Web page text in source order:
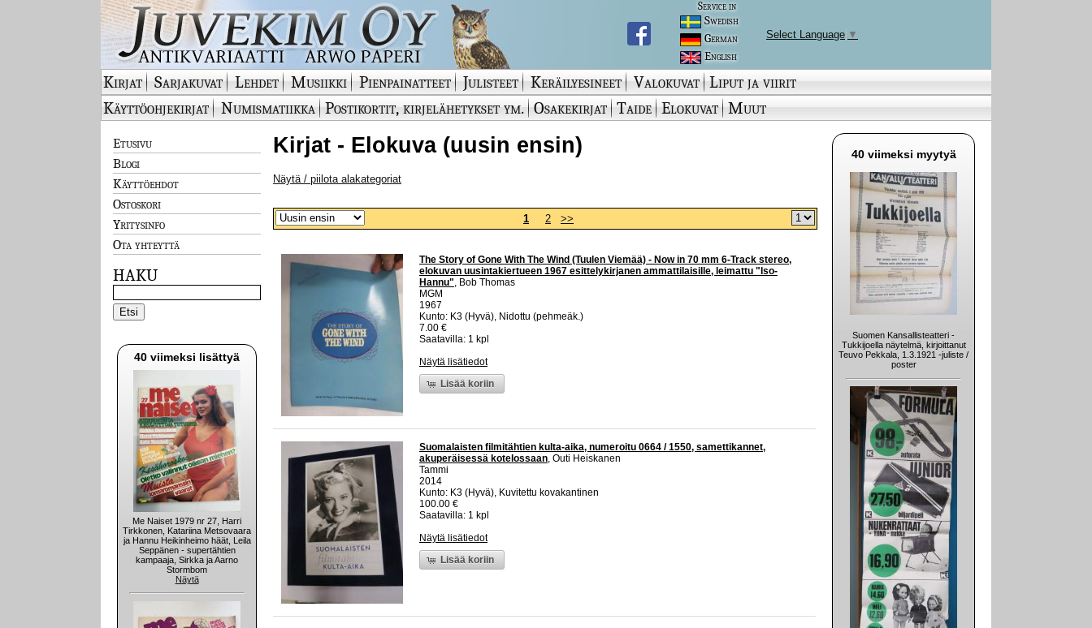
Service in
Swedish
German
English
Select Language ▼
Kirjat Sarjakuvat Lehdet Musiikki Pienpainatteet Julisteet Keräilyesineet Valokuvat Liput ja viirit
Käyttöohjekirjat
Numismatiikka Postikortit, kirjelähetykset ym. Osakekirjat Taide Elokuvat Muut
Etusivu
Blogi
Käyttöehdot
Ostoskori
Yritysinfo
Ota yhteyttä
HAKU
40 viimeksi lisättyä
Me Naiset 1979 nr 27, Harri
Tirkkonen, Katariina Metsovaara
ja Hannu Heikinheimo häät, Leila
Seppänen - supertähtien
kampaaja, Sirkka ja Aarno
Stormbom
Näytä
Kirjat - Elokuva (uusin ensin)
Näytä / piilota alakategoriat
1 2 >>
The Story of Gone With The Wind (Tuulen Viemää) - Now in 70 mm 6-Track stereo,
elokuvan uusintakiertueen 1967 esittelykirjanen ammattilaisille, leimattu "Iso-
Hannu", Bob Thomas
MGM
1967
Kunto: K3 (Hyvä), Nidottu (pehmeäk.)
7.00 €
Saatavilla: 1 kpl
Näytä lisätiedot
Lisää koriin
Suomalaisten filmitähtien kulta-aika, numeroitu 0664 / 1550, samettikannet,
akuperäisessä kotelossaan, Outi Heiskanen
Tammi
2014
Kunto: K3 (Hyvä), Kuvitettu kovakantinen
100.00 €
Saatavilla: 1 kpl
Näytä lisätiedot
Lisää koriin
40 viimeksi myytyä
Suomen Kansallisteatteri -
Tukkijoella näytelmä, kirjoittanut
Teuvo Pekkala, 1.3.1921 -juliste /
poster